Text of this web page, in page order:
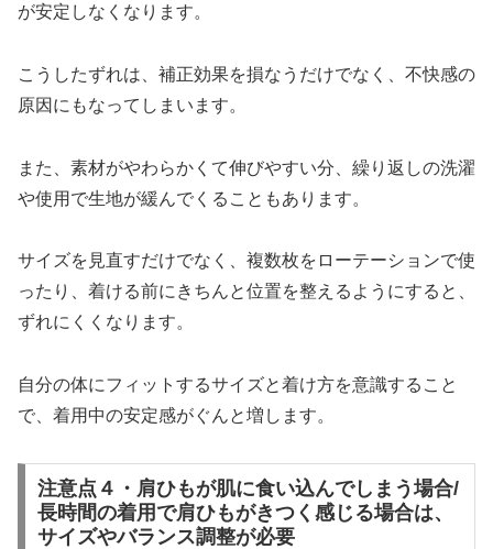
が安定しなくなります。
こうしたずれは、補正効果を損なうだけでなく、不快感の
原因にもなってしまいます。
また、素材がやわらかくて伸びやすい分、繰り返しの洗濯
や使用で生地が緩んでくることもあります。
サイズを見直すだけでなく、複数枚をローテーションで使
ったり、着ける前にきちんと位置を整えるようにすると、
ずれにくくなります。
自分の体にフィットするサイズと着け方を意識すること
で、着用中の安定感がぐんと増します。
注意点４・肩ひもが肌に食い込んでしまう場合/
長時間の着用で肩ひもがきつく感じる場合は、
サイズやバランス調整が必要